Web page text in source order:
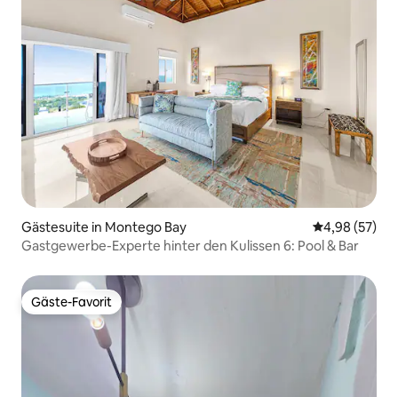
Gästesuite in Montego Bay
4,98 (57)
Gastgewerbe-Experte hinter den Kulissen 6: Pool & Bar
Gäste-Favorit
Gäste-Favorit